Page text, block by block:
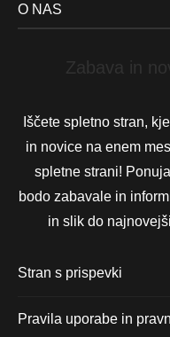
O NAS
Zabava in
Iščete spletno stran,
in novice na enem
spletne strani!
bodo zabavale in
in slik do
Stran s prispevki
Pravila uporabe in